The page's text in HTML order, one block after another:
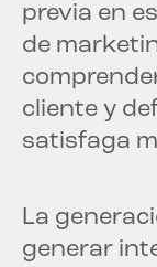
previa en
de
cliente y
satisfaga
La
generar